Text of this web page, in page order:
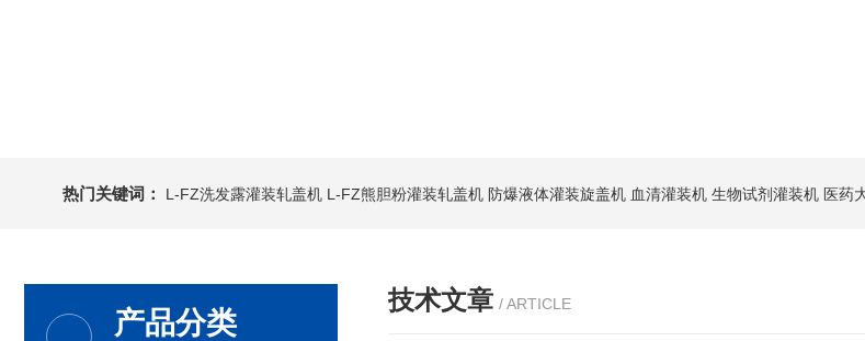
热门关键词： L-FZ洗发露灌装轧盖机 L-FZ熊胆粉灌装轧盖机 防爆液体灌装旋盖机 血清灌装机 生物试剂灌装机 医药
产品分类
技术文章 / ARTICLE